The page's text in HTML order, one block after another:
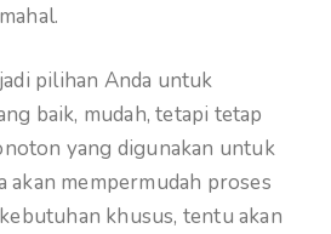
pilihan Anda untuk
baik, mudah, tetapi tetap
yang digunakan untuk
mempermudah proses
khusus, tentu akan